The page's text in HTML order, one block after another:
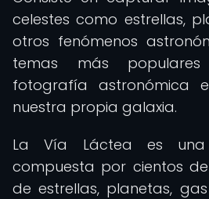
celestes como estrellas,
otros fenómenos
temas más
fotografía astronómica
nuestra propia galaxia.
La Vía Láctea es una
compuesta por cientos
de estrellas, planetas,